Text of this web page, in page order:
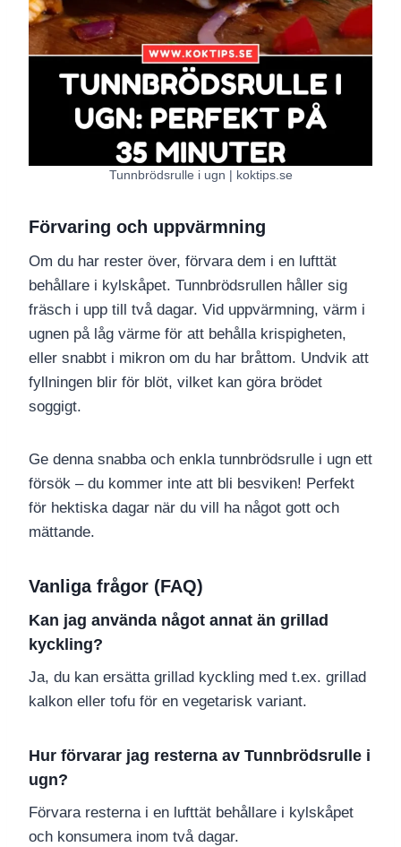
Tunnbrödsrulle i ugn | koktips.se
Förvaring och uppvärmning
Om du har rester över, förvara dem i en lufttät
behållare i kylskåpet. Tunnbrödsrullen håller sig
fräsch i upp till två dagar. Vid uppvärmning, värm i
ugnen på låg värme för att behålla krispigheten,
eller snabbt i mikron om du har bråttom. Undvik att
fyllningen blir för blöt, vilket kan göra brödet
soggigt.
Ge denna snabba och enkla tunnbrödsrulle i ugn ett
försök – du kommer inte att bli besviken! Perfekt
för hektiska dagar när du vill ha något gott och
mättande.
Vanliga frågor (FAQ)
Kan jag använda något annat än grillad
kyckling?
Ja, du kan ersätta grillad kyckling med t.ex. grillad
kalkon eller tofu för en vegetarisk variant.
Hur förvarar jag resterna av Tunnbrödsrulle i
ugn?
Förvara resterna i en lufttät behållare i kylskåpet
och konsumera inom två dagar.